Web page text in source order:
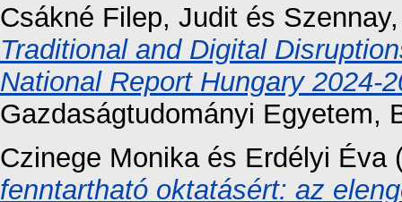
Csákné Filep, Judit és
Traditional and Digital
National Report Hungary 2024-
Gazdaságtudományi Egyetem,
Czinege Monikaés Erdélyi Éva
fenntartható oktatásért: az